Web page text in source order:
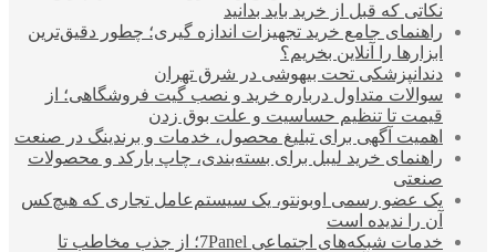
نکاتی که قبل از خرید باید بدانید
راهنمای جامع خرید تجهیزات اندازه گیری؛ چطور دقیق‌ترین
ابزارها را آنلاین بخریم؟
دندانپزشکی تحت بیهوشی در شرق تهران
سوالات متداول درباره خرید و نصب گیت فروشگاهی؛ از
قیمت تا تنظیم حساسیت و علت بوق زدن
اهمیت آگهی برای تبلیغ محصول، خدمات و برندینگ در صنعت
راهنمای خرید لیبل برای بسته‌بندی، چاپ بارکد و محصولات
صنعتی
یک عضو رسمی اوبونتو، یک سیستم‌عامل تجاری که هیچ‌کس
آن را ندیده است
خدمات شبکه‌های اجتماعی 7Panel؛ از جذب مخاطب تا